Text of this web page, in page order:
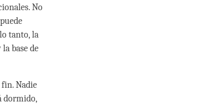
No
tanto, la
base de
Nadie
dormido,